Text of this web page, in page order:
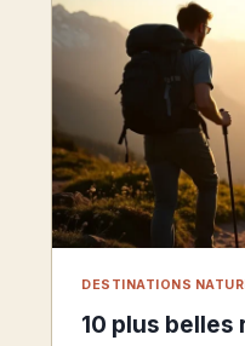
DESTINATIONS
10 plus belles